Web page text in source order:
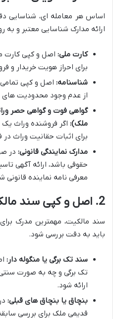
اساس هر معامله ای، شناسایی
ارائه مدارک شناسایی معتبر و به
کارت ملی: اصل و کپی کارت
برای احراز هویت خریدار و
شناسنامه: اصل و کپی
از عدم وجود محدودیت های
گواهی فوت و گواهی حصر
ملک): اگر فروشنده وراث یک
برای اثبات حقانیت وراث
مدارک نمایندگی قانونی: در
حقوقی باشد، ارائه آگهی
معرفی نامه نماینده
2. اصل و کپی سند مالکیت ملک
سند مالکیت، مهمترین مدرک
باید به دقت بررسی شود.
سند تک برگی یا منگوله دار:
تک برگی و چه به صورت
ارائه شود.
بنچاق یا بنچاق های قبلی:
قدیمی ملک برای بررسی